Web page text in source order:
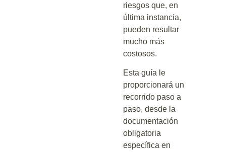
riesgos que, en
última instancia,
pueden resultar
mucho más
costosos.
Esta guía le
proporcionará un
recorrido paso a
paso, desde la
documentación
obligatoria
específica en